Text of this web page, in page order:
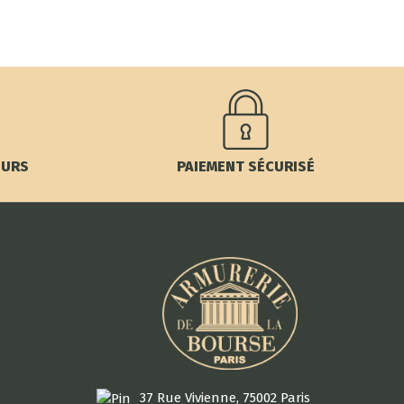
PAIEMENT SÉCURISÉ
37 Rue Vivienne, 75002 Paris